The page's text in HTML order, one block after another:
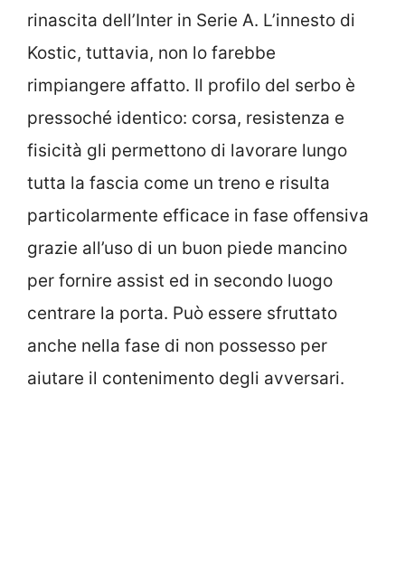
rinascita dell’Inter in Serie A. L’innesto di
Kostic, tuttavia, non lo farebbe
rimpiangere affatto. Il profilo del serbo è
pressoché identico: corsa, resistenza e
fisicità gli permettono di lavorare lungo
tutta la fascia come un treno e risulta
particolarmente efficace in fase offensiva
grazie all’uso di un buon piede mancino
per fornire assist ed in secondo luogo
centrare la porta. Può essere sfruttato
anche nella fase di non possesso per
aiutare il contenimento degli avversari.